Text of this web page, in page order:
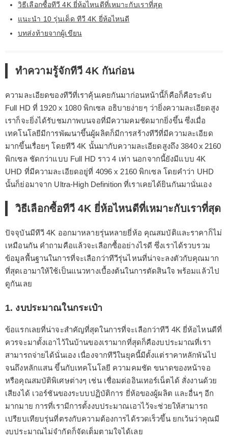
วิธีเลือกซื้อทีวี 4K ยี่ห้อไหนดีที่เหมาะกับเราที่สุด
แนะนำ 10 รุ่นเด็ด ทีวี 4K ยี่ห้อไหนดี
บทส่งท้ายจากผู้เขียน
ทำความรู้จักทีวี 4K กันก่อน
ความละเอียดของทีวีที่เราคุ้นเคยกันมาก่อนหน้านี้ก็คือก็คือระดับ
Full HD ที่ 1920 x 1080 พิกเซล อธิบายง่ายๆ ว่ายิ่งความละเอียดสูง
เราก็จะยิ่งได้รับชมภาพบนจอที่มีความคมชัดมากยิ่งขึ้น ซึ่งเมื่อ
เทคโนโลยีมีการพัฒนาขึ้นผู้ผลิตก็มีการสร้างทีวีที่มีความละเอียด
มากขึ้นเรื่อยๆ โดยทีวี 4K นั้นมากับความละเอียดสูงถึง 3840 x 2160
พิกเซล ชัดกว่าแบบ Full HD ราว 4 เท่า นอกจากนี้ยังมีแบบ 4K
UHD ที่มีความละเอียดอยู่ที่ 4096 x 2160 พิกเซล โดยคำว่า UHD
นั้นก็ย่อมาจาก Ultra-High Definition ที่เราเคยได้ยินกันมานั่นเอง
วิธีเลือกซื้อทีวี 4K ยี่ห้อไหนดีที่เหมาะกับเราที่สุด
ปัจจุบันมีทีวี 4K ออกมาหลายรุ่นหลายยี่ห้อ คุณสมบัติและราคาก็ไม่
เหมือนกัน คำถามคือแล้วจะเลือกซื้ออย่างไรดี ซึ่งเราได้รวบรวม
ข้อมูลพื้นฐานในการที่จะเลือกว่าทีวีรุ่นไหนที่น่าจะลงตัวกับคุณมาก
ที่สุดเอามาให้ใช้เป็นแนวทางเบื้องต้นในการตัดสินใจ พร้อมแล้วไป
ดูกันเลย
1. งบประมาณในกระเป๋า
ข้อแรกเลยที่น่าจะสำคัญที่สุดในการที่จะเลือกว่าทีวี 4K ยี่ห้อไหนดีที่
ควรจะมาตั้งเอาไว้ในบ้านของเรามากที่สุดก็คืองบประมาณที่เรา
สามารถจ่ายได้นั่นเอง เนื่องจากทีวีในยุคนี้มีตั้งแต่ราคาหลักพันไป
จนถึงหลักแสน ขึ้นกับเทคโนโลยี ความคมชัด ขนาดของหน้าจอ
หรือคุณสมบัติพิเศษต่างๆ เช่น เชื่อมต่ออินเทอร์เน็ตได้ สั่งงานด้วย
เสียงได้ เวอร์ชันของระบบปฏิบัติการ ยี่ห้อของผู้ผลิต และอื่นๆ อีก
มากมาย การที่เรามีการตั้งงบประมาณเอาไว้จะช่วยให้สามารถ
เปรียบเทียบรุ่นที่ตรงกับความต้องการได้รวดเร็วขึ้น ยกเว้นว่าคุณมี
งบประมาณไม่จำกัดก็จัดเต็มตามใจได้เลย